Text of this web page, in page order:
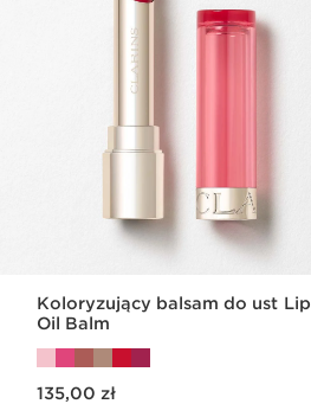
Koloryzujący balsam do ust Lip
Oil Balm
135,00 zł